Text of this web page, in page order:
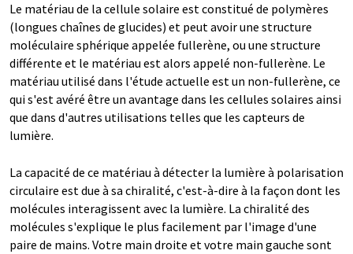
Le matériau de la cellule solaire est constitué de polymères
(longues chaînes de glucides) et peut avoir une structure
moléculaire sphérique appelée fullerène, ou une structure
différente et le matériau est alors appelé non-fullerène. Le
matériau utilisé dans l'étude actuelle est un non-fullerène, ce
qui s'est avéré être un avantage dans les cellules solaires ainsi
que dans d'autres utilisations telles que les capteurs de
lumière.
La capacité de ce matériau à détecter la lumière à polarisation
circulaire est due à sa chiralité, c'est-à-dire à la façon dont les
molécules interagissent avec la lumière. La chiralité des
molécules s'explique le plus facilement par l'image d'une
paire de mains. Votre main droite et votre main gauche sont